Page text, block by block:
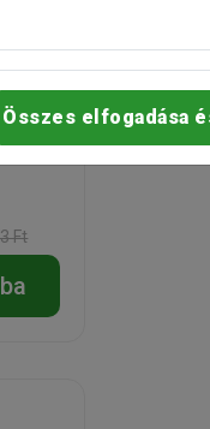
l
Ft
Összes elfogadása